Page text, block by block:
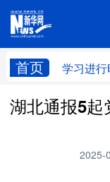
首页 学习进行
学习进行时
湖北通报5起
2025-